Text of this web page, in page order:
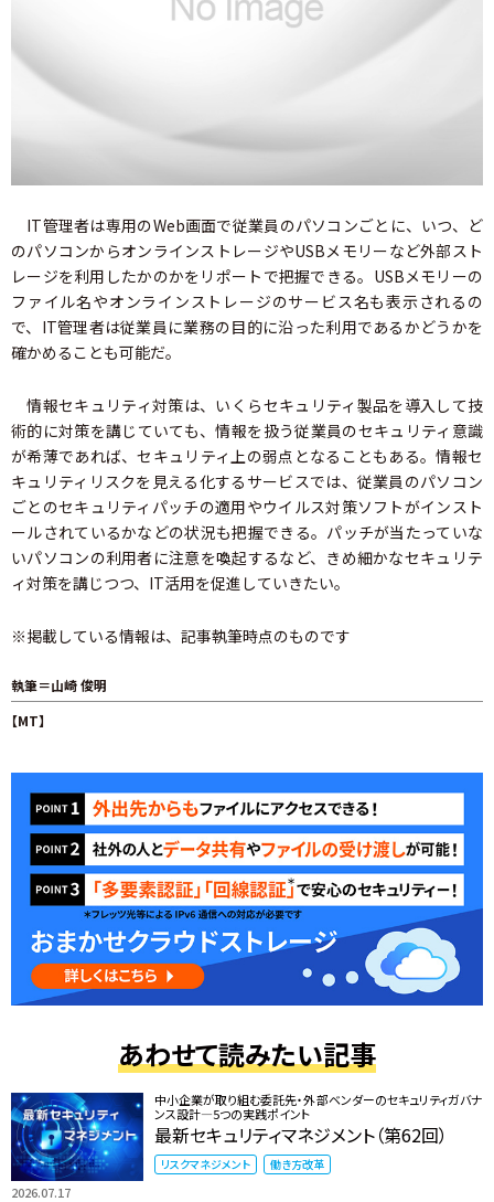
IT管理者は専用のWeb画面で従業員のパソコンごとに、いつ、ど
のパソコンからオンラインストレージやUSBメモリーなど外部スト
レージを利用したかのかをリポートで把握できる。USBメモリーの
ファイル名やオンラインストレージのサービス名も表示されるの
で、IT管理者は従業員に業務の目的に沿った利用であるかどうかを
確かめることも可能だ。
情報セキュリティ対策は、いくらセキュリティ製品を導入して技
術的に対策を講じていても、情報を扱う従業員のセキュリティ意識
が希薄であれば、セキュリティ上の弱点となることもある。情報セ
キュリティリスクを見える化するサービスでは、従業員のパソコン
ごとのセキュリティパッチの適用やウイルス対策ソフトがインスト
ールされているかなどの状況も把握できる。パッチが当たっていな
いパソコンの利用者に注意を喚起するなど、きめ細かなセキュリテ
ィ対策を講じつつ、IT活用を促進していきたい。
※掲載している情報は、記事執筆時点のものです
執筆＝山崎 俊明
【MT】
あわせて読みたい記事
2026.07.17
中小企業が取り組む委託先・外部ベンダーのセキュリティガバナ
ンス設計―5つの実践ポイント
最新セキュリティマネジメント（第62回）
リスクマネジメント 働き方改革